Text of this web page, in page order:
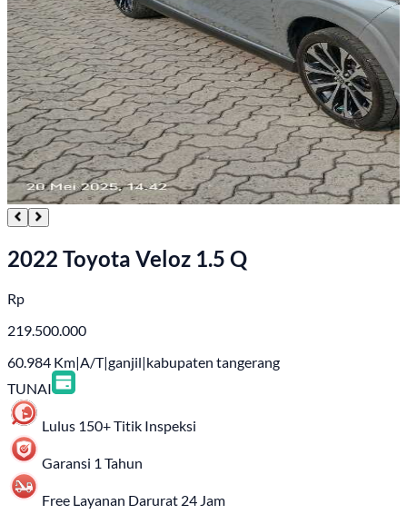
2022 Toyota Veloz 1.5 Q
Rp
219.500.000
60.984 Km|A/T|ganjil|kabupaten tangerang
TUNAI
Lulus 150+ Titik Inspeksi
Garansi 1 Tahun
Free Layanan Darurat 24 Jam